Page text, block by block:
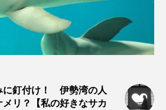
ロドン
メジナ メヌケ
タザメ モリアオガエル
に釘付け！ 伊勢湾の人
リ？【私の好きなサカ